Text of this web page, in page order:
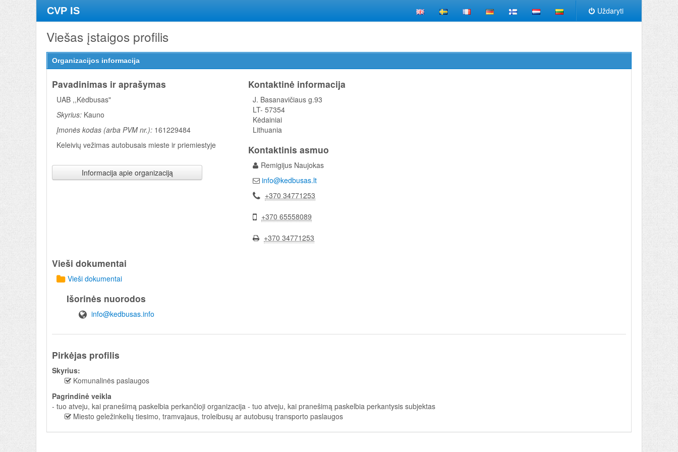
CVP IS Uždaryti
Viešas įstaigos profilis
Organizacijos informacija
Pavadinimas ir aprašymas
UAB ,,Kėdbusas"
Skyrius: Kauno
Įmonės kodas (arba PVM nr.): 161229484
Keleivių vežimas autobusais mieste ir priemiestyje
Informacija apie organizaciją
Kontaktinė informacija
J. Basanavičiaus g.93
LT- 57354
Kėdainiai
Lithuania
Kontaktinis asmuo
Remigijus Naujokas
info@kedbusas.lt
+370 34771253
+370 65558089
+370 34771253
Vieši dokumentai
Vieši dokumentai
Išorinės nuorodos
info@kedbusas.info
Pirkėjas profilis
Skyrius:
Komunalinės paslaugos
Pagrindinė veikla
- tuo atveju, kai pranešimą paskelbia perkančioji organizacija - tuo atveju, kai pranešimą paskelbia perkantysis subjektas
Miesto geležinkelių tiesimo, tramvajaus, troleibusų ar autobusų transporto paslaugos